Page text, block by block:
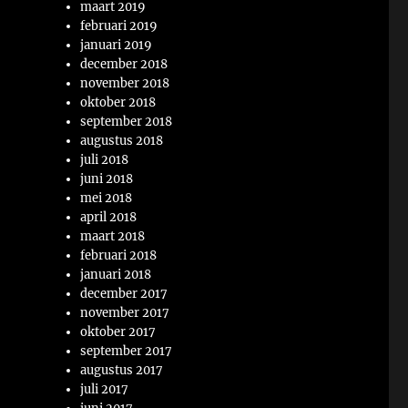
maart 2019
februari 2019
januari 2019
december 2018
november 2018
oktober 2018
september 2018
augustus 2018
juli 2018
juni 2018
mei 2018
april 2018
maart 2018
februari 2018
januari 2018
december 2017
november 2017
oktober 2017
september 2017
augustus 2017
juli 2017